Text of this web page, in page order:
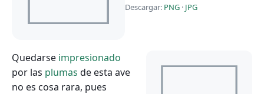
Descargar: PNG · JPG
Quedarse impresionado
por las plumas de esta ave
no es cosa rara, pues